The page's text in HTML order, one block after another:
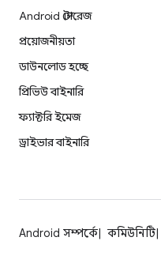
Android স্টোরেজ
প্রয়োজনীয়তা
ডাউনলোড হচ্ছে
প্রিভিউ বাইনারি
ফ্যাক্টরি ইমেজ
ড্রাইভার বাইনারি
Android সম্পর্কে কমিউনিটি